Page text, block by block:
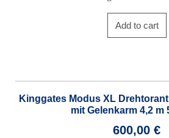
Add to cart
Kinggates Modus XL
mit Gelenkarm 4,2 m
600,00 €